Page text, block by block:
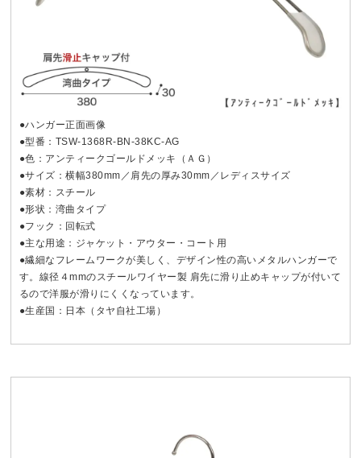
●ハンガー正面画像
●型番：TSW-1368R-BN-38KC-AG
●色：アンティークゴールドメッキ（ＡＧ）
●サイズ：横幅380mm／肩先の厚み30mm／レディスサイズ
●素材：スチール
●形状：湾曲タイプ
●フック：回転式
●主な用途：ジャケット・アウター・コート用
●繊細なフレームワークが美しく、デザイン性の高いメタルハンガーで
す。線径４mmのスチールワイヤー製 肩先に滑り止めキャップが付いて
るので洋服が滑りにくくなっています。
●生産国：日本（タヤ自社工場）